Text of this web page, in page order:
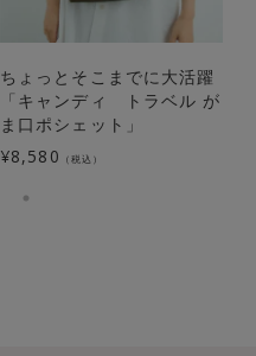
ちょっとそこまでに大活躍
「キャンディ トラベル が
ま口ポシェット」
¥8,580 （税込）